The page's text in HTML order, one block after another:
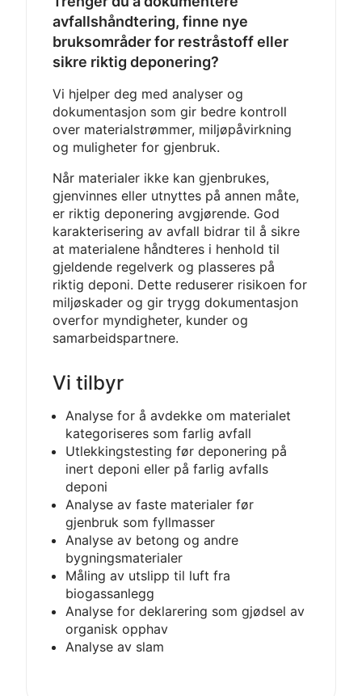
avfallshåndtering, finne nye
bruksområder for restråstoff eller
sikre riktig deponering?
Vi hjelper deg med analyser og
dokumentasjon som gir bedre kontroll
over materialstrømmer, miljøpåvirkning
og muligheter for gjenbruk.
Når materialer ikke kan gjenbrukes,
gjenvinnes eller utnyttes på annen måte,
er riktig deponering avgjørende. God
karakterisering av avfall bidrar til å sikre
at materialene håndteres i henhold til
gjeldende regelverk og plasseres på
riktig deponi. Dette reduserer risikoen for
miljøskader og gir trygg dokumentasjon
overfor myndigheter, kunder og
samarbeidspartnere.
Vi tilbyr
Analyse for å avdekke om materialet
kategoriseres som farlig avfall
Utlekkingstesting før deponering på
inert deponi eller på farlig avfalls
deponi
Analyse av faste materialer før
gjenbruk som fyllmasser
Analyse av betong og andre
bygningsmaterialer
Måling av utslipp til luft fra
biogassanlegg
Analyse for deklarering som gjødsel av
organisk opphav
Analyse av slam